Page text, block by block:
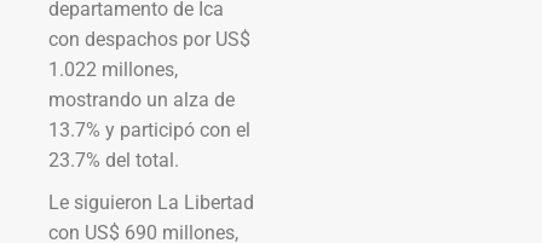
departamento de Ica
con despachos por US$
1.022 millones,
mostrando un alza de
13.7% y participó con el
23.7% del total.
Le siguieron La Libertad
con US$ 690 millones,